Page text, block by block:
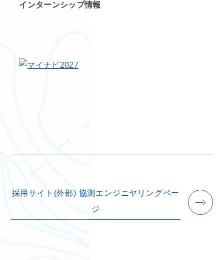
インターンシップ情報
採用サイト(外部) 協測エンジニヤリングペー
ジ